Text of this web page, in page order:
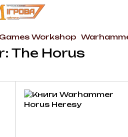
Games Workshop
The Horus